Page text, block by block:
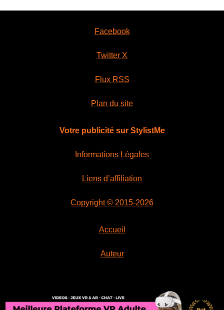
Facebook
Twitter X
Flux RSS
Plan du site
Votre publicité sur StylistMe
Informations Légales
Liens d’affiliation
Copyright © 2015-2026
Accueil
Auteur